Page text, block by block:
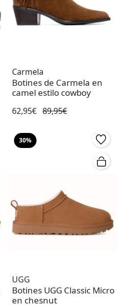
Carmela
Botines de Carmela en
camel estilo cowboy
62,95€ 89,95€
30%
UGG
Botines UGG Classic Micro
en chesnut